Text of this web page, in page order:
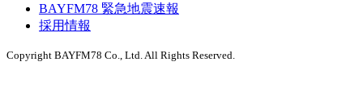
BAYFM78 緊急地震速報
採用情報
Copyright BAYFM78 Co., Ltd. All Rights Reserved.